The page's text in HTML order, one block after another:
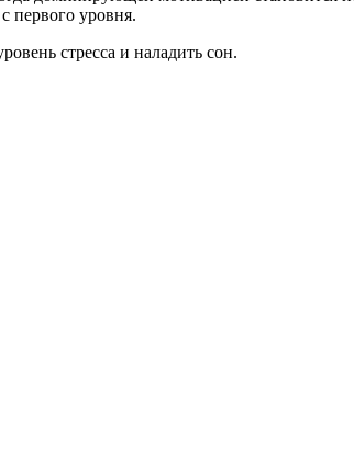
первого уровня.
стресса и наладить сон.